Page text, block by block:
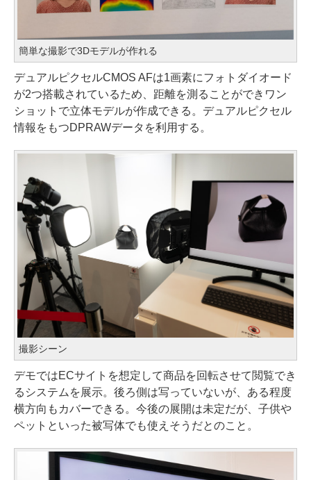
簡単な撮影で3Dモデルが作れる
デュアルピクセルCMOS AFは1画素にフォトダイオード
が2つ搭載されているため、距離を測ることができワン
ショットで立体モデルが作成できる。デュアルピクセル
情報をもつDPRAWデータを利用する。
撮影シーン
デモではECサイトを想定して商品を回転させて閲覧でき
るシステムを展示。後ろ側は写っていないが、ある程度
横方向もカバーできる。今後の展開は未定だが、子供や
ペットといった被写体でも使えそうだとのこと。